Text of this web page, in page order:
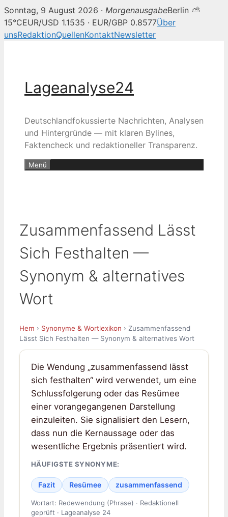
Sonntag, 9 August 2026 · MorgenausgabeBerlin ⛅
15°CEUR/USD 1.1535 · EUR/GBP 0.8577Über
unsRedaktionQuellenKontaktNewsletter
Lageanalyse24
Deutschlandfokussierte Nachrichten, Analysen
und Hintergründe — mit klaren Bylines,
Faktencheck und redaktioneller Transparenz.
Menü
Zusammenfassend Lässt
Sich Festhalten —
Synonym & alternatives
Wort
Hem › Synonyme & Wortlexikon › Zusammenfassend
Lässt Sich Festhalten — Synonym & alternatives Wort
Die Wendung „zusammenfassend lässt
sich festhalten“ wird verwendet, um eine
Schlussfolgerung oder das Resümee
einer vorangegangenen Darstellung
einzuleiten. Sie signalisiert den Lesern,
dass nun die Kernaussage oder das
wesentliche Ergebnis präsentiert wird.
HÄUFIGSTE SYNONYME:
Fazit Resümee zusammenfassend
Wortart: Redewendung (Phrase) · Redaktionell
geprüft · Lageanalyse 24